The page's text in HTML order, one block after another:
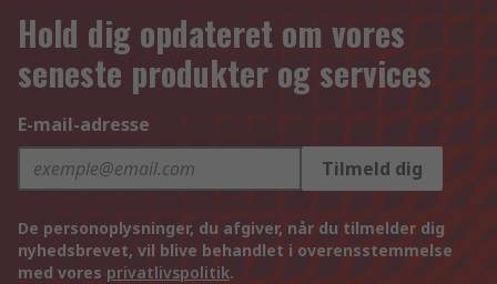
Hold dig opdateret om vores
seneste produkter og services
E-mail-adresse
Tilmeld dig
De personoplysninger, du afgiver, når du tilmelder dig
nyhedsbrevet, vil blive behandlet i overensstemmelse
med vores privatlivspolitik.